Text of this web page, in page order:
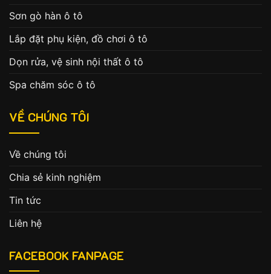
Sơn gò hàn ô tô
Lắp đặt phụ kiện, đồ chơi ô tô
Dọn rửa, vệ sinh nội thất ô tô
Spa chăm sóc ô tô
VỀ CHÚNG TÔI
Về chúng tôi
Chia sẻ kinh nghiệm
Tin tức
Liên hệ
FACEBOOK FANPAGE